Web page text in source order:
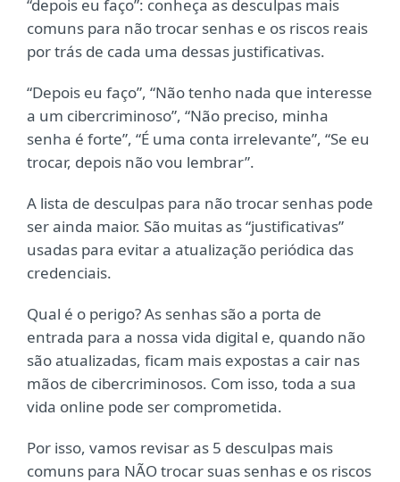
“depois eu faço”: conheça as desculpas mais
comuns para não trocar senhas e os riscos reais
por trás de cada uma dessas justificativas.
“Depois eu faço”, “Não tenho nada que interesse
a um cibercriminoso”, “Não preciso, minha
senha é forte”, “É uma conta irrelevante”, “Se eu
trocar, depois não vou lembrar”.
A lista de desculpas para não trocar senhas pode
ser ainda maior. São muitas as “justificativas”
usadas para evitar a atualização periódica das
credenciais.
Qual é o perigo? As senhas são a porta de
entrada para a nossa vida digital e, quando não
são atualizadas, ficam mais expostas a cair nas
mãos de cibercriminosos. Com isso, toda a sua
vida online pode ser comprometida.
Por isso, vamos revisar as 5 desculpas mais
comuns para NÃO trocar suas senhas e os riscos